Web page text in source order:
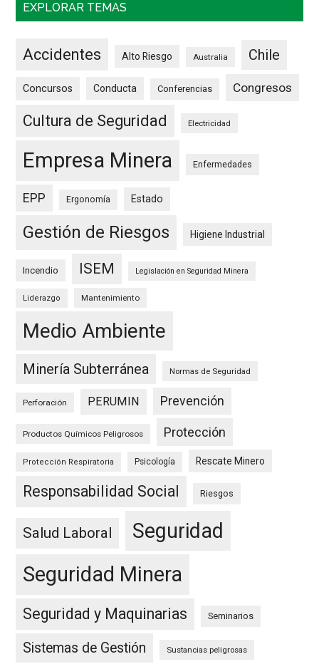
EXPLORAR TEMAS
Accidentes Alto Riesgo Australia Chile
Concursos Conducta Conferencias Congresos
Cultura de Seguridad Electricidad
Empresa Minera Enfermedades
EPP Ergonomía Estado
Gestión de Riesgos Higiene Industrial
Incendio ISEM Legislación en Seguridad Minera
Liderazgo Mantenimiento
Medio Ambiente
Minería Subterránea Normas de Seguridad
Perforación PERUMIN Prevención
Productos Químicos Peligrosos Protección
Protección Respiratoria Psicología Rescate Minero
Responsabilidad Social Riesgos
Salud Laboral
Seguridad
Seguridad Minera
Seguridad y Maquinarias Seminarios
Sistemas de Gestión Sustancias peligrosas